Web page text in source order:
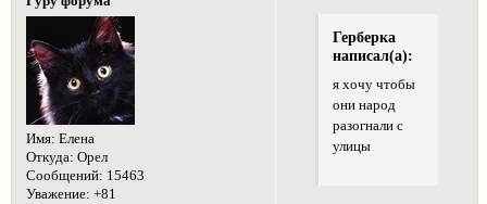
Имя: Елена
Откуда: Орел
Сообщений: 15463
Уважение: +81
Герберка
написал(а):
я хочу чтобы
они народ
разогнали с
улицы